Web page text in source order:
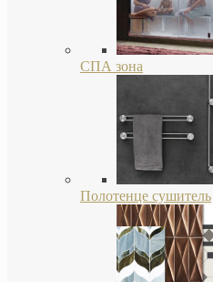
СПА зона
Полотенце сушитель